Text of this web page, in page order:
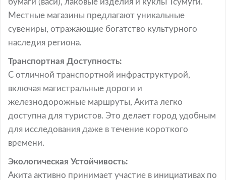
Местные магазины предлагают уникальные
сувениры, отражающие богатство культурного
наследия региона.
Транспортная Доступность:
С отличной транспортной инфраструктурой,
включая магистральные дороги и
железнодорожные маршруты, Акита легко
доступна для туристов. Это делает город удобным
для исследования даже в течение короткого
времени.
Экологическая Устойчивость:
Акита активно принимает участие в инициативах по